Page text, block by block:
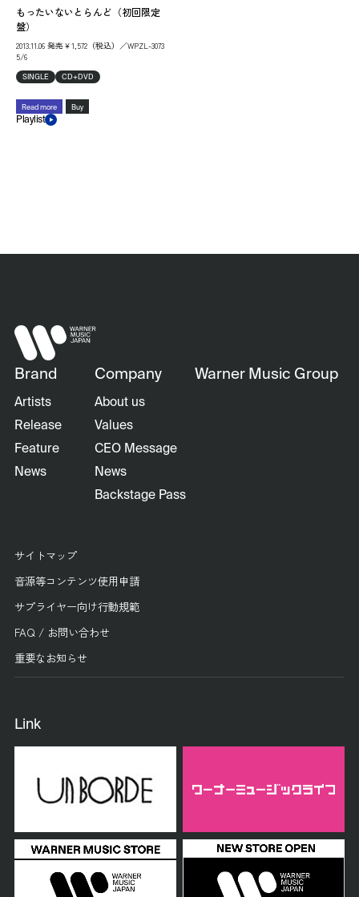
もったいないとらんど（初回限定
盤）
2013.11.06 発売￥1,572（税込）／WPZL-3073
5/6
SINGLE CD+DVD
Read more Buy
Playlist
Brand
Artists
Release
Feature
News
Company
About us
Values
CEO Message
News
Backstage Pass
Warner Music Group
サイトマップ
音源等コンテンツ使用申請
サプライヤー向け行動規範
FAQ / お問い合わせ
重要なお知らせ
Link